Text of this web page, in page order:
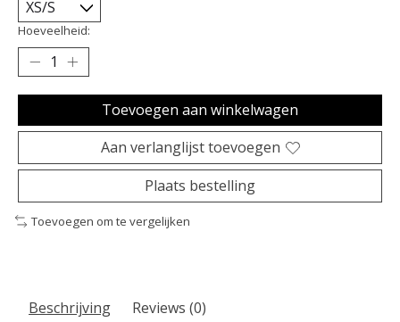
Hoeveelheid:
Toevoegen aan winkelwagen
Aan verlanglijst toevoegen
Plaats bestelling
Toevoegen om te vergelijken
Beschrijving Reviews (0)